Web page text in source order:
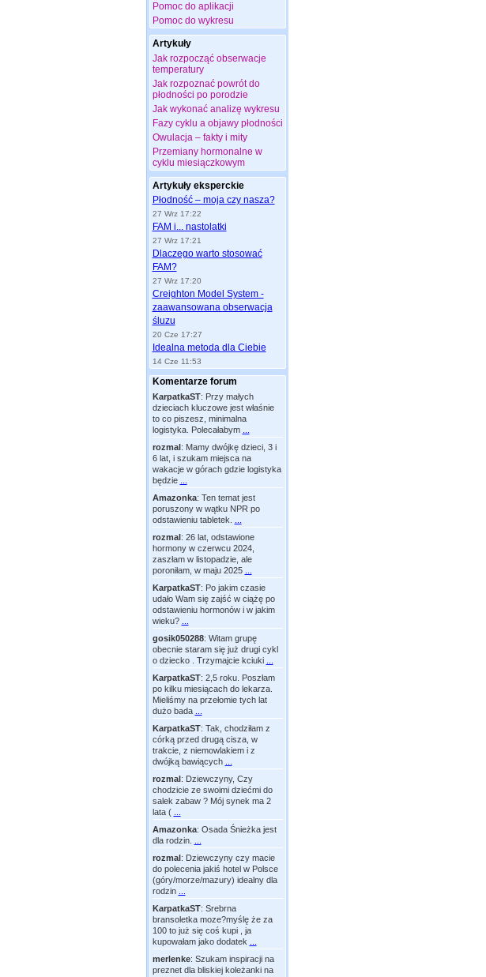
Pomoc do aplikacji
Pomoc do wykresu
Artykuły
Jak rozpocząć obserwacje
temperatury
Jak rozpoznać powrót do
płodności po porodzie
Jak wykonać analizę wykresu
Fazy cyklu a objawy płodności
Owulacja – fakty i mity
Przemiany hormonalne w
cyklu miesiączkowym
Artykuły eksperckie
Płodność – moja czy nasza?
27 Wrz 17:22
FAM i... nastolatki
27 Wrz 17:21
Dlaczego warto stosować
FAM?
27 Wrz 17:20
Creighton Model System -
zaawansowana obserwacja
śluzu
20 Cze 17:27
Idealna metoda dla Ciebie
14 Cze 11:53
Komentarze forum
KarpatkaST: Przy małych
dzieciach kluczowe jest właśnie
to co piszesz, minimalna
logistyka. Polecałabym
rozmal: Mamy dwójkę dzieci, 3 i
6 lat, i szukam miejsca na
wakacje w górach gdzie logistyka
będzie
Amazonka: Ten temat jest
poruszony w wątku NPR po
odstawieniu tabletek.
rozmal: 26 lat, odstawione
hormony w czerwcu 2024,
zaszłam w listopadzie, ale
poroniłam, w maju 2025
KarpatkaST: Po jakim czasie
udało Wam się zajść w ciążę po
odstawieniu hormonów i w jakim
wieku?
gosik050288: Witam grupę
obecnie staram się już drugi cykl
o dziecko . Trzymajcie kciuki
KarpatkaST: 2,5 roku. Poszłam
po kilku miesiącach do lekarza.
Mieliśmy na przełomie tych lat
dużo bada
KarpatkaST: Tak, chodziłam z
córką przed drugą cisza, w
trakcie, z niemowlakiem i z
dwójką bawiących
rozmal: Dziewczyny, Czy
chodzicie ze swoimi dziećmi do
salek zabaw ? Mój synek ma 2
lata (
Amazonka: Osada Śnieżka jest
dla rodzin.
rozmal: Dziewczyny czy macie
do polecenia jakiś hotel w Polsce
(góry/morze/mazury) idealny dla
rodzin
KarpatkaST: Srebrna
bransoletka moze?myślę że za
100 to już się coś kupi , ja
kupowałam jako dodatek
merlenke: Szukam inspiracji na
preznet dla bliskiej koleżanki na